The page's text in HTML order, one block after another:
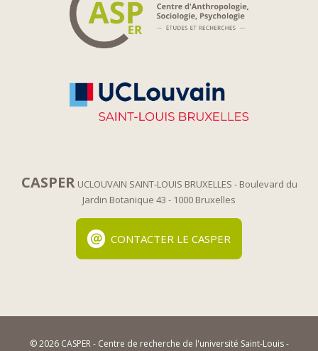
CASPER UCLOUVAIN SAINT-LOUIS BRUXELLES - Boulevard du
Jardin Botanique 43 - 1000 Bruxelles
CONTACTER LE CASPER
© 2026 CASPER - Centre de recherche de l'université Saint-Louis -